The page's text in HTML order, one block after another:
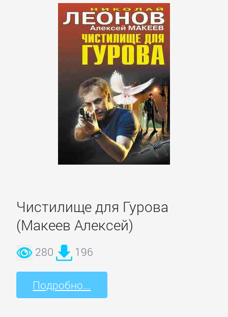
Чистилище для Гурова
(Макеев Алексей)
280 196
Подробно...
Зарубежная
драматургия
образовательная
литература
и
научно-
популярная
литература
Зарубежная
публицистика